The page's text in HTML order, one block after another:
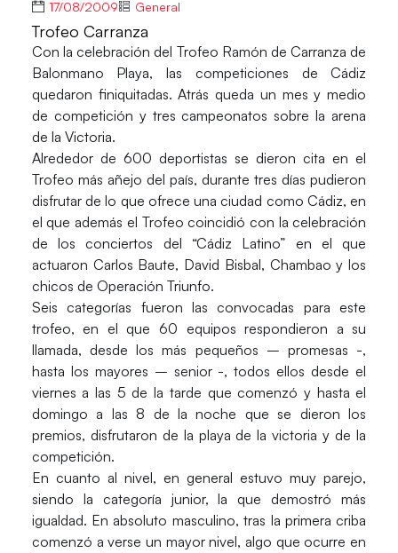
17/08/2009 General
Trofeo Carranza
Con la celebración del Trofeo Ramón de Carranza de
Balonmano Playa, las competiciones de Cádiz
quedaron finiquitadas. Atrás queda un mes y medio
de competición y tres campeonatos sobre la arena
de la Victoria.
Alrededor de 600 deportistas se dieron cita en el
Trofeo más añejo del país, durante tres días pudieron
disfrutar de lo que ofrece una ciudad como Cádiz, en
el que además el Trofeo coincidió con la celebración
de los conciertos del “Cádiz Latino” en el que
actuaron Carlos Baute, David Bisbal, Chambao y los
chicos de Operación Triunfo.
Seis categorías fueron las convocadas para este
trofeo, en el que 60 equipos respondieron a su
llamada, desde los más pequeños – promesas -,
hasta los mayores – senior -, todos ellos desde el
viernes a las 5 de la tarde que comenzó y hasta el
domingo a las 8 de la noche que se dieron los
premios, disfrutaron de la playa de la victoria y de la
competición.
En cuanto al nivel, en general estuvo muy parejo,
siendo la categoría junior, la que demostró más
igualdad. En absoluto masculino, tras la primera criba
comenzó a verse un mayor nivel, algo que ocurre en